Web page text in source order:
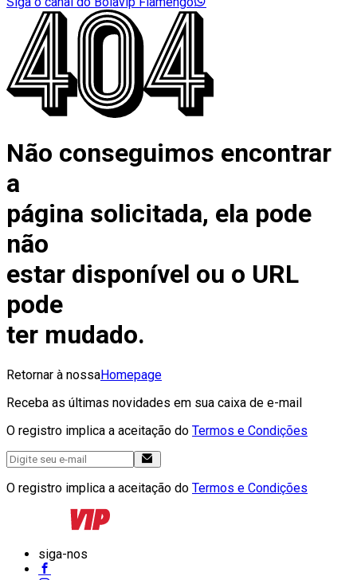
Não conseguimos encontrar
a
página solicitada, ela pode
não
estar disponível ou o URL
pode
ter mudado.
Retornar à nossaHomepage
Receba as últimas novidades em sua caixa de e-mail
O registro implica a aceitação do Termos e Condições
O registro implica a aceitação do Termos e Condições
siga-nos